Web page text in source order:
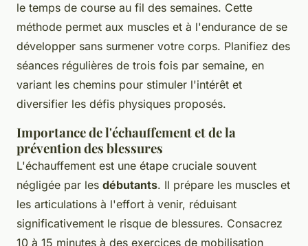
le temps de course au fil des semaines. Cette
méthode permet aux muscles et à l'endurance de se
développer sans surmener votre corps. Planifiez des
séances régulières de trois fois par semaine, en
variant les chemins pour stimuler l'intérêt et
diversifier les défis physiques proposés.
Importance de l'échauffement et de la
prévention des blessures
L'échauffement est une étape cruciale souvent
négligée par les débutants. Il prépare les muscles et
les articulations à l'effort à venir, réduisant
significativement le risque de blessures. Consacrez
10 à 15 minutes à des exercices de mobilisation